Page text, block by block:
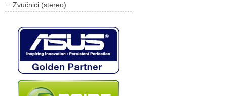
Zvučnici (stereo)